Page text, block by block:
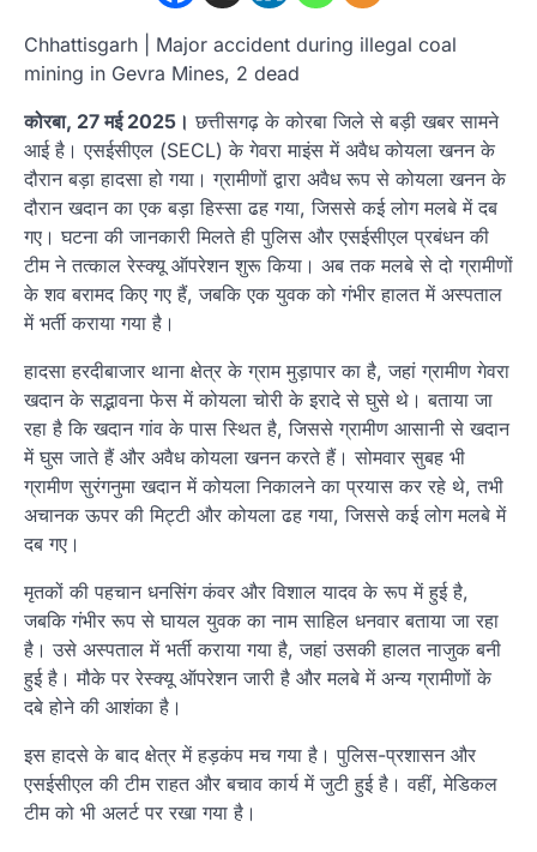
Chhattisgarh | Major accident during illegal coal
mining in Gevra Mines, 2 dead
कोरबा, 27 मई 2025। छत्तीसगढ़ के कोरबा जिले से बड़ी खबर सामने
आई है। एसईसीएल (SECL) के गेवरा माइंस में अवैध कोयला खनन के
दौरान बड़ा हादसा हो गया। ग्रामीणों द्वारा अवैध रूप से कोयला खनन के
दौरान खदान का एक बड़ा हिस्सा ढह गया, जिससे कई लोग मलबे में दब
गए। घटना की जानकारी मिलते ही पुलिस और एसईसीएल प्रबंधन की
टीम ने तत्काल रेस्क्यू ऑपरेशन शुरू किया। अब तक मलबे से दो ग्रामीणों
के शव बरामद किए गए हैं, जबकि एक युवक को गंभीर हालत में अस्पताल
में भर्ती कराया गया है।
हादसा हरदीबाजार थाना क्षेत्र के ग्राम मुड़ापार का है, जहां ग्रामीण गेवरा
खदान के सद्भावना फेस में कोयला चोरी के इरादे से घुसे थे। बताया जा
रहा है कि खदान गांव के पास स्थित है, जिससे ग्रामीण आसानी से खदान
में घुस जाते हैं और अवैध कोयला खनन करते हैं। सोमवार सुबह भी
ग्रामीण सुरंगनुमा खदान में कोयला निकालने का प्रयास कर रहे थे, तभी
अचानक ऊपर की मिट्टी और कोयला ढह गया, जिससे कई लोग मलबे में
दब गए।
मृतकों की पहचान धनसिंग कंवर और विशाल यादव के रूप में हुई है,
जबकि गंभीर रूप से घायल युवक का नाम साहिल धनवार बताया जा रहा
है। उसे अस्पताल में भर्ती कराया गया है, जहां उसकी हालत नाजुक बनी
हुई है। मौके पर रेस्क्यू ऑपरेशन जारी है और मलबे में अन्य ग्रामीणों के
दबे होने की आशंका है।
इस हादसे के बाद क्षेत्र में हड़कंप मच गया है। पुलिस-प्रशासन और
एसईसीएल की टीम राहत और बचाव कार्य में जुटी हुई है। वहीं, मेडिकल
टीम को भी अलर्ट पर रखा गया है।